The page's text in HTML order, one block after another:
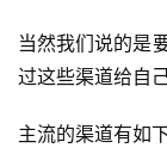
当然我们说的是
过这些渠道给自
主流的渠道有如下